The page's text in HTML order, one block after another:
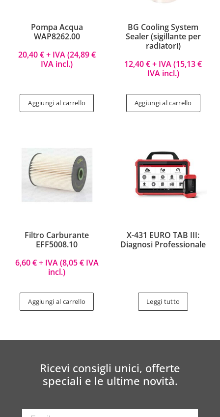
Pompa Acqua
WAP8262.00
20,40€+ IVA (24,89€
IVA incl.)
Aggiungi al carrello
BG Cooling System
Sealer (sigillante per
radiatori)
12,40€+ IVA (15,13€
IVA incl.)
Aggiungi al carrello
Filtro Carburante
EFF5008.10
6,60€+ IVA (8,05€IVA
incl.)
Aggiungi al carrello
X-431 EURO TAB III:
Diagnosi Professionale
Leggi tutto
Ricevi consigli unici, offerte
speciali e le ultime novità.